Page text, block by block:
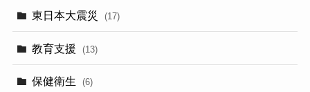
東日本大震災 (17)
教育支援 (13)
保健衛生 (6)